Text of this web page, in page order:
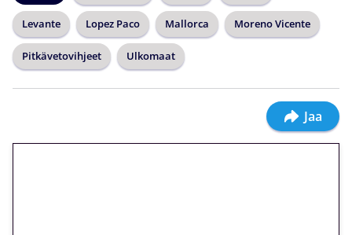
Levante Lopez Paco Mallorca Moreno Vicente
Pitkävetovihjeet Ulkomaat
Jaa